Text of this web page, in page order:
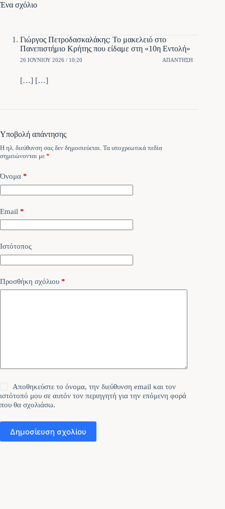
Ένα σχόλιο
Γιώργος Πετροδασκαλάκης: Το μακελειό στο
Πανεπιστήμιο Κρήτης που είδαμε στη «10η Εντολή»
26 ΙΟΥΝΊΟΥ 2026 / 10:20 ΑΠΆΝΤΗΣΗ
[…] […]
Υποβολή απάντησης
Η ηλ. διεύθυνση σας δεν δημοσιεύεται. Τα υποχρεωτικά πεδία
σημειώνονται με *
Όνομα *
Email *
Ιστότοπος
Προσθήκη σχόλιου *
Αποθηκεύστε το όνομα, την διεύθυνση email και τον
ιστότοπό μου σε αυτόν τον περιηγητή για την επόμενη φορά
που θα σχολιάσω.
Δημοσίευση σχολίου